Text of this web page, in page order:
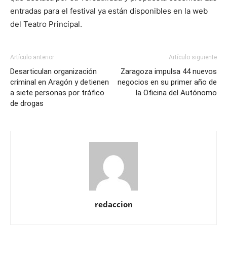
entradas para el festival ya están disponibles en la web
del Teatro Principal.
Artículo anterior
Desarticulan organización
criminal en Aragón y detienen
a siete personas por tráfico
de drogas
Artículo siguiente
Zaragoza impulsa 44 nuevos
negocios en su primer año de
la Oficina del Autónomo
redaccion